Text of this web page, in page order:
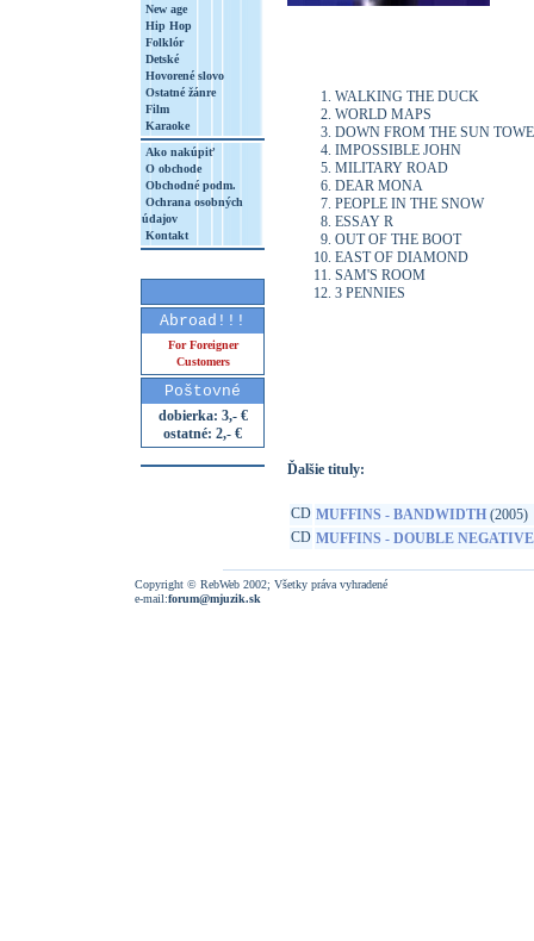
New age
Hip Hop
Folklór
Detské
Hovorené slovo
Ostatné žánre
Film
Karaoke
Ako nakúpiť
O obchode
Obchodné podm.
Ochrana osobných
údajov
Kontakt
Abroad!!!
For Foreigner
Customers
Poštovné
dobierka: 3,- €
ostatné: 2,- €
WALKING THE DUCK
WORLD MAPS
DOWN FROM THE SUN
IMPOSSIBLE JOHN
MILITARY ROAD
DEAR MONA
PEOPLE IN THE SNOW
ESSAY R
OUT OF THE BOOT
EAST OF DIAMOND
SAM'S ROOM
3 PENNIES
Ďalšie tituly:
CD MUFFINS - BANDWIDTH (2005)
CD MUFFINS - DOUBLE NEGATIVE
Copyright © RebWeb 2002; Všetky práva vyhradené
e-mail:forum@mjuzik.sk